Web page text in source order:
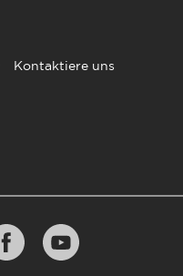
Kontaktiere uns